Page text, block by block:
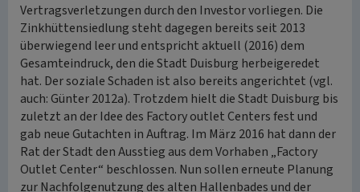
Vertragsverletzungen durch den Investor vorliegen. Die
Zinkhüttensiedlung steht dagegen bereits seit 2013
überwiegend leer und entspricht aktuell (2016) dem
Gesamteindruck, den die Stadt Duisburg herbeigeredet
hat. Der soziale Schaden ist also bereits angerichtet (vgl.
auch: Günter 2012a). Trotzdem hielt die Stadt Duisburg bis
zuletzt an der Idee des Factory outlet Centers fest und
gab neue Gutachten in Auftrag. Im März 2016 hat dann der
Rat der Stadt den Ausstieg aus dem Vorhaben „Factory
Outlet Center“ beschlossen. Nun sollen erneute Planung
zur Nachfolgenutzung des alten Hallenbades und der